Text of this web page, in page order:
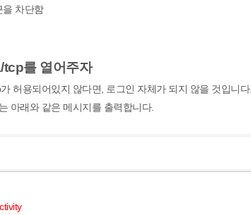
을 차단함
tcp를 열어주자
허용되어있지 않다면, 로그인 자체가 되지 않을 것입니다.
아래와 같은 메시지를 출력합니다.